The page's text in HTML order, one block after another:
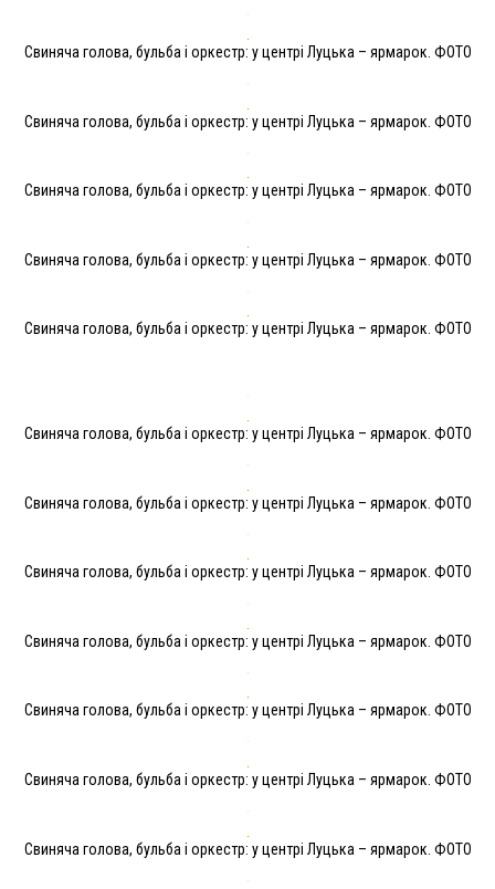
Свиняча голова, бульба і оркестр: у центрі Луцька – ярмарок. ФОТО
Свиняча голова, бульба і оркестр: у центрі Луцька – ярмарок. ФОТО
Свиняча голова, бульба і оркестр: у центрі Луцька – ярмарок. ФОТО
Свиняча голова, бульба і оркестр: у центрі Луцька – ярмарок. ФОТО
Свиняча голова, бульба і оркестр: у центрі Луцька – ярмарок. ФОТО
Свиняча голова, бульба і оркестр: у центрі Луцька – ярмарок. ФОТО
Свиняча голова, бульба і оркестр: у центрі Луцька – ярмарок. ФОТО
Свиняча голова, бульба і оркестр: у центрі Луцька – ярмарок. ФОТО
Свиняча голова, бульба і оркестр: у центрі Луцька – ярмарок. ФОТО
Свиняча голова, бульба і оркестр: у центрі Луцька – ярмарок. ФОТО
Свиняча голова, бульба і оркестр: у центрі Луцька – ярмарок. ФОТО
Свиняча голова, бульба і оркестр: у центрі Луцька – ярмарок. ФОТО